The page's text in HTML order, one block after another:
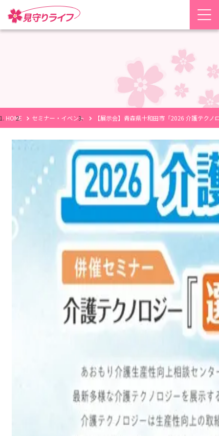
HOME セミナー・イベント 【展示会】青森県十和田市「2026 介護テクノ